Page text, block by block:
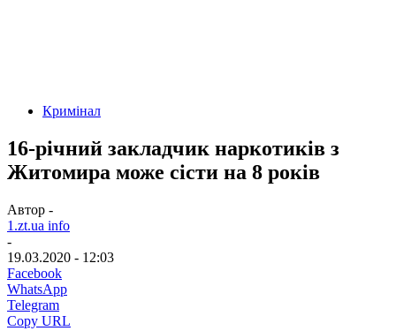
Кримінал
16-річний закладчик наркотиків з
Житомира може сісти на 8 років
Автор -
1.zt.ua info
-
19.03.2020 - 12:03
Facebook
WhatsApp
Telegram
Copy URL